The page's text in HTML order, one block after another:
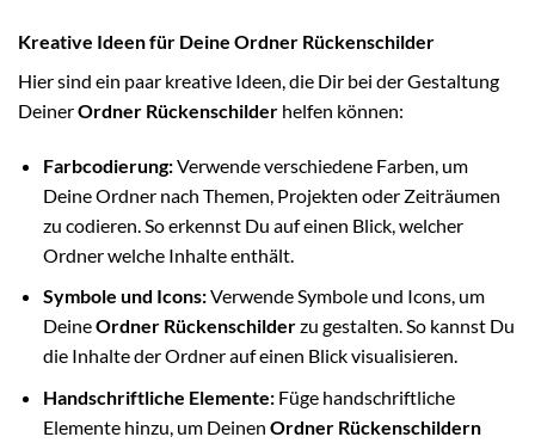
Kreative Ideen für Deine Ordner Rückenschilder
Hier sind ein paar kreative Ideen, die Dir bei der Gestaltung
DeinerOrdner Rückenschilder helfen können:
Farbcodierung:Verwende verschiedene Farben, um
Deine Ordner nach Themen, Projekten oder Zeiträumen
zu codieren. So erkennst Du auf einen Blick, welcher
Ordner welche Inhalte enthält.
Symbole und Icons:Verwende Symbole und Icons, um
DeineOrdner Rückenschilderzu gestalten. So kannst Du
die Inhalte der Ordner auf einen Blick visualisieren.
Handschriftliche Elemente:Füge handschriftliche
Elemente hinzu, um Deinen Ordner Rückenschildern